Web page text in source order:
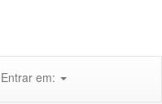
Entrar em: